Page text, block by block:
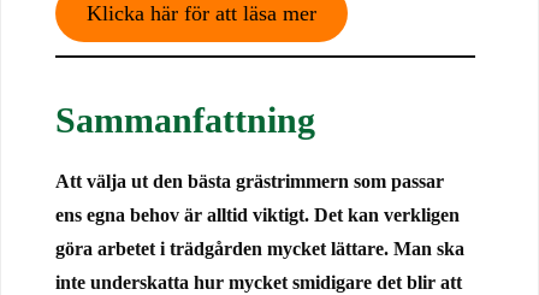
Klicka här för att läsa mer
Sammanfattning
Att välja ut den bästa grästrimmern som passar
ens egna behov är alltid viktigt. Det kan verkligen
göra arbetet i trädgården mycket lättare. Man ska
inte underskatta hur mycket smidigare det blir att